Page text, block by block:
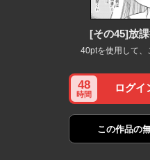
[その45]放
40ptを使用して、
48
時間
ログイ
この作品の